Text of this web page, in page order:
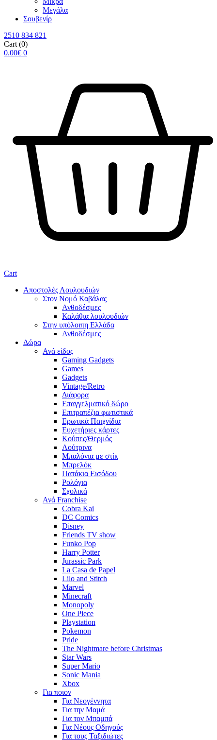
Μεγάλα
Σουβενίρ
2510 834 821
Cart (0)
0.00€ 0
Cart
Αποστολές Λουλουδιών
Στον Νομό Καβάλας
Ανθοδέσμες
Καλάθια λουλουδιών
Στην υπόλοιπη Ελλάδα
Ανθοδέσμες
Δώρα
Ανά είδος
Gaming Gadgets
Games
Gadgets
Vintage/Retro
Διάφορα
Επαγγελματικό δώρο
Επιτραπέζια φωτιστικά
Ερωτικά Παιχνίδια
Ευχετήριες κάρτες
Κούπες/Θερμός
Λούτρινα
Μπαλόνια με στίκ
Μπρελόκ
Πατάκια Εισόδου
Ρολόγια
Σχολικά
Ανά Franchise
Cobra Kai
DC Comics
Disney
Friends TV show
Funko Pop
Harry Potter
Jurassic Park
La Casa de Papel
Lilo and Stitch
Marvel
Minecraft
Monopoly
One Piece
Playstation
Pokemon
Pride
The Nightmare before Christmas
Star Wars
Super Mario
Sonic Mania
Xbox
Για ποιον
Για Νεογέννητα
Για την Μαμά
Για τον Μπαμπά
Για Νέους Οδηγούς
Για τους Ταξιδιώτες